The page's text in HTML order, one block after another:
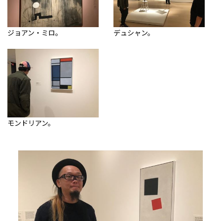
ジョアン・ミロ。 デュシャン。
モンドリアン。